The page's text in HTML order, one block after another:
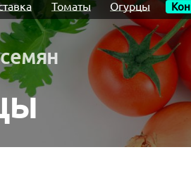
Томаты Огурцы